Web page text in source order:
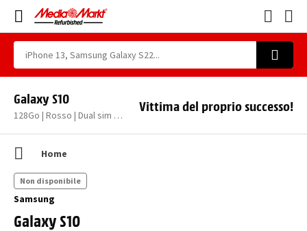
Galaxy S10
128Go | Rosso | Dual sim | Stato corretto
Vittima del proprio successo!
Home
Samsung
Galaxy S10
Non disponibile